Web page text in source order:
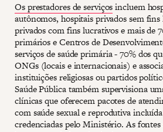
Os prestadores de serviçosincluem
autônomos, hospitais privados sem
privados com fins lucrativos e mais de
primários e Centros de
serviços de saúde primária - 70% dos
ONGs (locais e internacionais) e
instituições religiosas ou partidos
Saúde Pública também supervisiona
clínicas que oferecem pacotes de
com saúde sexual e reprodutiva
credenciadas pelo Ministério. As